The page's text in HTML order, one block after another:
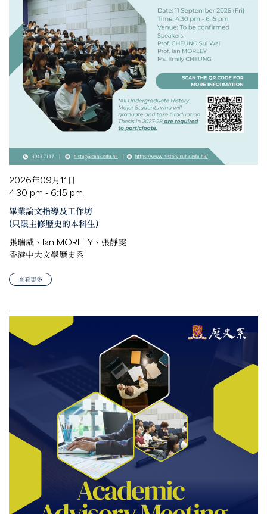
2026年09月11日
4:30 pm - 6:15 pm
畢業論文指導及工作坊
(只限主修歷史的本科生)
張瑞威、Ian MORLEY、張靜雯
香港中大文學歷史系
查看更多